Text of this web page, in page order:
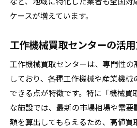
ケースが増えています。
工作機械買取センターの活
工作機械買取センターは、専門性の
しており、各種工作機械や産業機
できる点が特徴です。特に「機械買
な施設では、最新の市場相場や需
額を算出してもらえるため、高値買